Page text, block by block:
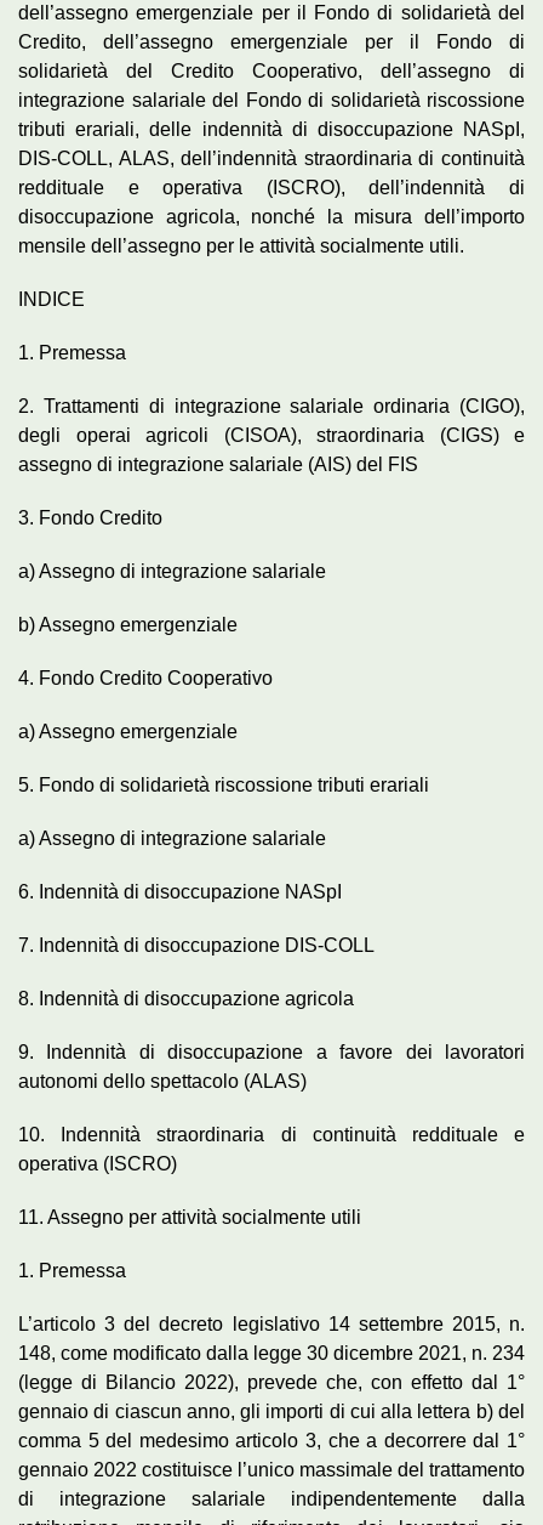
dell’assegno emergenziale per il Fondo di solidarietà del
Credito, dell’assegno emergenziale per il Fondo di
solidarietà del Credito Cooperativo, dell’assegno di
integrazione salariale del Fondo di solidarietà riscossione
tributi erariali, delle indennità di disoccupazione NASpI,
DIS-COLL, ALAS, dell’indennità straordinaria di continuità
reddituale e operativa (ISCRO), dell’indennità di
disoccupazione agricola, nonché la misura dell’importo
mensile dell’assegno per le attività socialmente utili.
INDICE
1. Premessa
2. Trattamenti di integrazione salariale ordinaria (CIGO),
degli operai agricoli (CISOA), straordinaria (CIGS) e
assegno di integrazione salariale (AIS) del FIS
3. Fondo Credito
a) Assegno di integrazione salariale
b) Assegno emergenziale
4. Fondo Credito Cooperativo
a) Assegno emergenziale
5. Fondo di solidarietà riscossione tributi erariali
a) Assegno di integrazione salariale
6. Indennità di disoccupazione NASpI
7. Indennità di disoccupazione DIS-COLL
8. Indennità di disoccupazione agricola
9. Indennità di disoccupazione a favore dei lavoratori
autonomi dello spettacolo (ALAS)
10. Indennità straordinaria di continuità reddituale e
operativa (ISCRO)
11. Assegno per attività socialmente utili
1. Premessa
L’articolo 3 del decreto legislativo 14 settembre 2015, n.
148, come modificato dalla legge 30 dicembre 2021, n. 234
(legge di Bilancio 2022), prevede che, con effetto dal 1°
gennaio di ciascun anno, gli importi di cui alla lettera b) del
comma 5 del medesimo articolo 3, che a decorrere dal 1°
gennaio 2022 costituisce l’unico massimale del trattamento
di integrazione salariale indipendentemente dalla